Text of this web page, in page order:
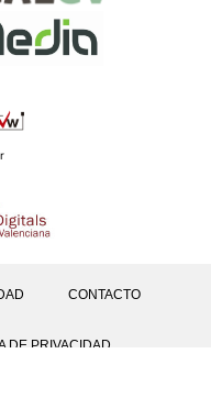
CONTACTO
DE PRIVACIDAD